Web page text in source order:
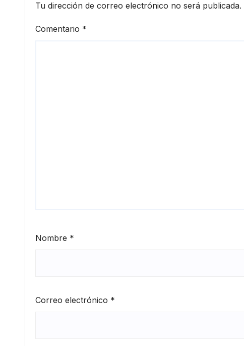
Tu dirección de correo electrónico no será publicada.
Comentario *
Nombre *
Correo electrónico *